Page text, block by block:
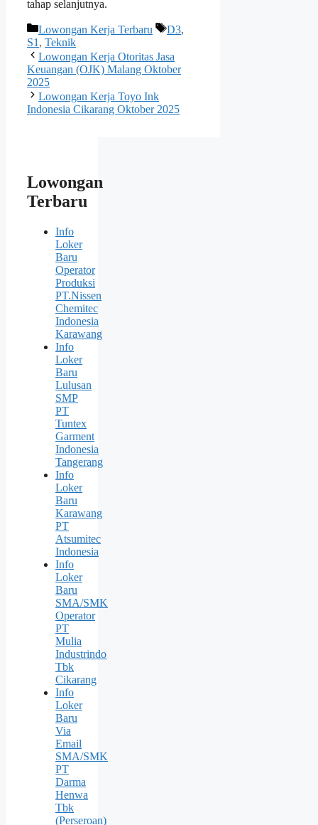
tahap selanjutnya.
Kategori
Lowongan Kerja Terbaru Tag
D3,
S1 , Teknik
Lowongan Kerja Otoritas Jasa
Keuangan (OJK) Malang Oktober
2025
Lowongan Kerja Toyo Ink
Indonesia Cikarang Oktober 2025
Lowongan
Terbaru
Info
Loker
Baru
Operator
Produksi
PT.Nissen
Chemitec
Indonesia
Karawang
Info
Loker
Baru
Lulusan
SMP
PT
Tuntex
Garment
Indonesia
Tangerang
Info
Loker
Baru
Karawang
PT
Atsumitec
Indonesia
Info
Loker
Baru
SMA/SMK
Operator
PT
Mulia
Industrindo
Tbk
Cikarang
Info
Loker
Baru
Via
Email
SMA/SMK
PT
Darma
Henwa
Tbk
(Perseroan)